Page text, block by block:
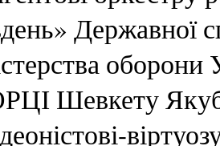
Державної
оборони
Шевкету